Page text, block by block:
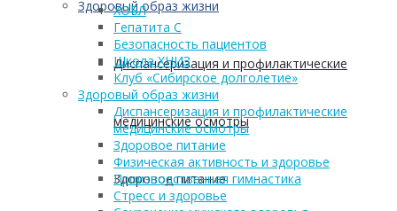
Здоровый образ жизни
Диспансеризация и профилактические
медицинские осмотры
Здоровое питание
ХОБЛ
Гепатита С
Безопасность пациентов
Школа ХНИЗ
Клуб «Сибирское долголетие»
Здоровый образ жизни
Диспансеризация и профилактические
медицинские осмотры
Здоровое питание
Физическая активность и здоровье
Производственная гимнастика
Стресс и здоровье